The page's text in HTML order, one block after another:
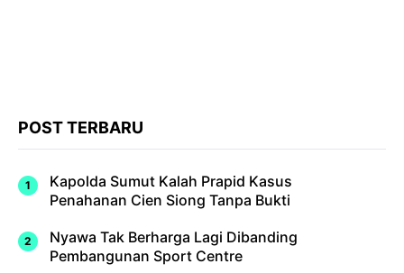
POST TERBARU
Kapolda Sumut Kalah Prapid Kasus
Penahanan Cien Siong Tanpa Bukti
Nyawa Tak Berharga Lagi Dibanding
Pembangunan Sport Centre